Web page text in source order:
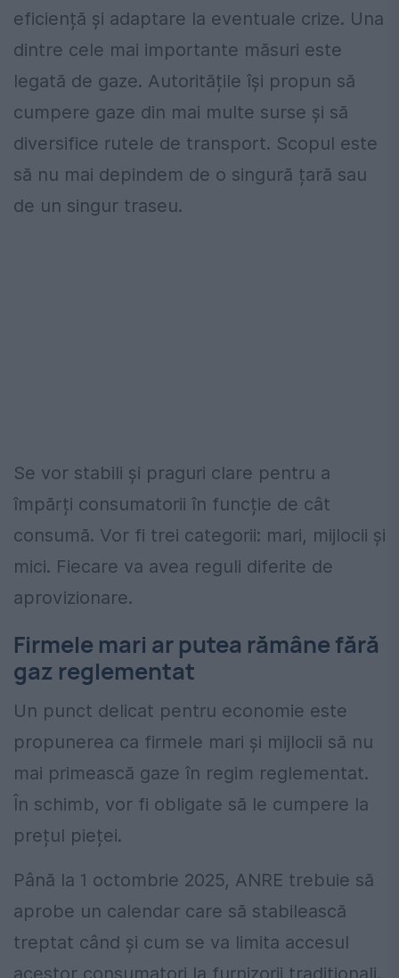
eficiență și adaptare la eventuale crize. Una
dintre cele mai importante măsuri este
legată de gaze. Autoritățile își propun să
cumpere gaze din mai multe surse și să
diversifice rutele de transport. Scopul este
să nu mai depindem de o singură țară sau
de un singur traseu.
Se vor stabili și praguri clare pentru a
împărți consumatorii în funcție de cât
consumă. Vor fi trei categorii: mari, mijlocii și
mici. Fiecare va avea reguli diferite de
aprovizionare.
Firmele mari ar putea rămâne fără
gaz reglementat
Un punct delicat pentru economie este
propunerea ca firmele mari și mijlocii să nu
mai primească gaze în regim reglementat.
În schimb, vor fi obligate să le cumpere la
prețul pieței.
Până la 1 octombrie 2025, ANRE trebuie să
aprobe un calendar care să stabilească
treptat când și cum se va limita accesul
acestor consumatori la furnizorii tradiționali.